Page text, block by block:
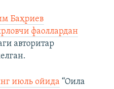
Баҳриев
фаоллардан
авторитар
июль ойида “Оила